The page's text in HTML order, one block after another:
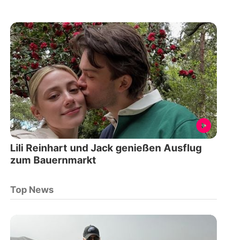
Lili Reinhart und Jack genießen Ausflug
zum Bauernmarkt
Top News